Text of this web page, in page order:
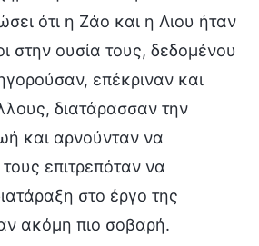
ότι η Ζάο και η Λιου ήταν
στην ουσία τους, δεδομένου
επέκριναν και
διατάρασσαν την
και αρνούνταν να
επιτρεπόταν να
στο έργο της
ακόμη πιο σοβαρή.